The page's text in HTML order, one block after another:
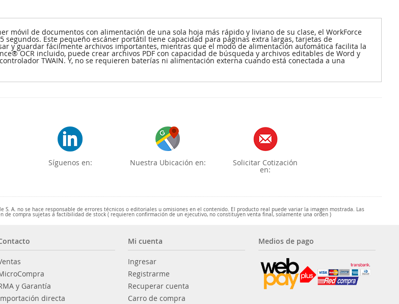
móvil de documentos con alimentación de una sola hoja más rápido y liviano de su clase, el WorkForce
segundos. Este pequeño escáner portátil tiene capacidad para páginas extra largas, tarjetas de
y guardar fácilmente archivos importantes, mientras que el modo de alimentación automática facilita la
OCR incluido, puede crear archivos PDF con capacidad de búsqueda y archivos editables de Word y
TWAIN. Y, no se requieren baterías ni alimentación externa cuando está conectada a una
Síguenos en: Nuestra Ubicación en: Solicitar Cotización
en:
A. no se hace responsable de errores técnicos o editoriales u omisiones en el contenido. El producto real puede variar la imagen mostrada. Las
compra sujetas a factibilidad de stock ( requieren confirmación de un ejecutivo, no constituyen venta final, solamente una orden )
y Garantía
directa
Mi cuenta
Ingresar
Registrarme
Recuperar cuenta
Carro de compra
Medios de pago